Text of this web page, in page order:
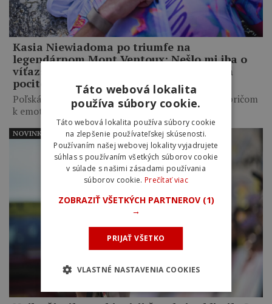
Kasia Niewiadoma po triumfe na
legendárnom Mont Ventoux: Nešlo mi iba o
víťazstvo, túžila som po tom nádhernom
pocite
Poľská cyklistka zaútočila ďaleko pred vrcholom, pričom
k emotívnemu triumfu…
NOVINKY
Táto webová lokalita
používa súbory cookie.
Táto webová lokalita používa súbory cookie
na zlepšenie používateľskej skúsenosti.
Používaním našej webovej lokality vyjadrujete
súhlas s používaním všetkých súborov cookie
v súlade s našimi zásadami používania
súborov cookie. Prečítať viac
ZOBRAZIŤ VŠETKÝCH PARTNEROV (1)
→
PRIJAŤ VŠETKO
VLASTNÉ NASTAVENIA COOKIES